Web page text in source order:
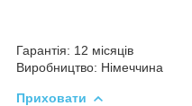
Гарантія: 12 місяців
Виробництво: Німеччина
Приховати